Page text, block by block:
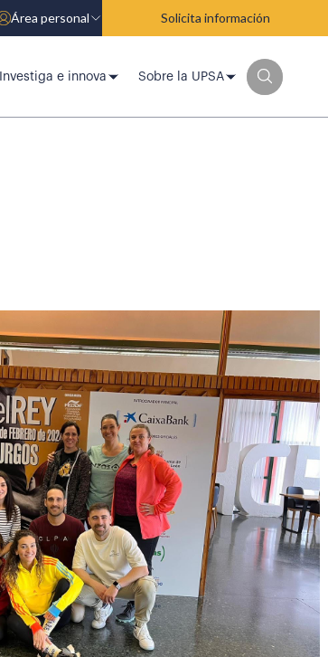
Área personal Solicita información
Investiga e innova Sobre la UPSA